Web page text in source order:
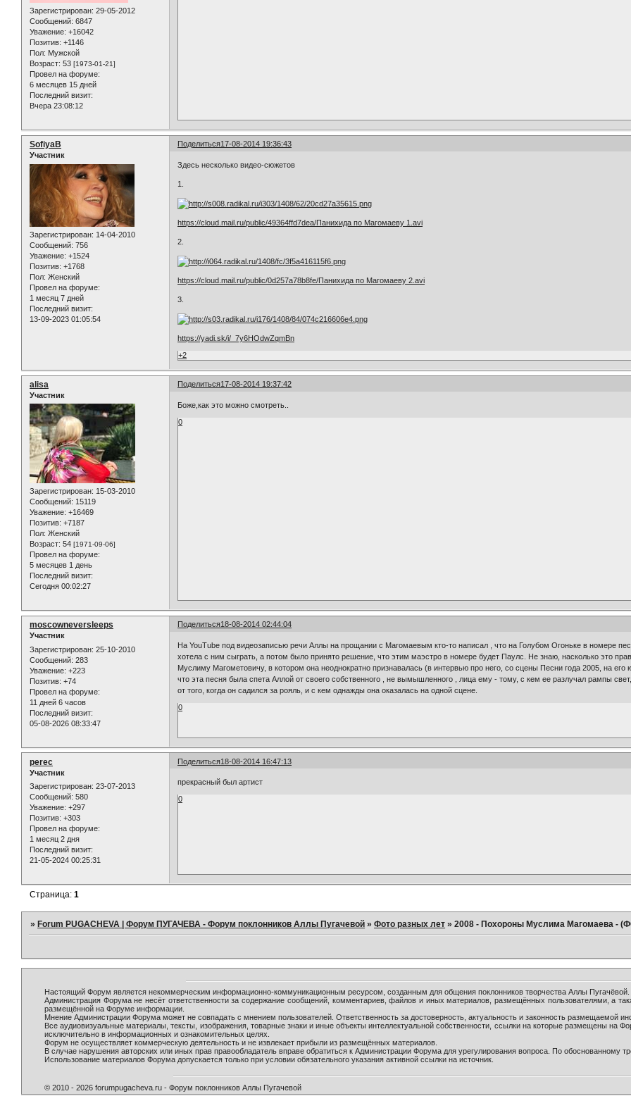
Зарегистрирован: 29-05-2012
Сообщений: 6847
Уважение: +16042
Позитив: +1146
Пол: Мужской
Возраст: 53 [1973-01-21]
Провел на форуме:
6 месяцев 15 дней
Последний визит:
Вчера 23:08:12
Поделиться17-08-2014 19:36:43
SofiyaB
Участник
Зарегистрирован: 14-04-2010
Сообщений: 756
Уважение: +1524
Позитив: +1768
Пол: Женский
Провел на форуме:
1 месяц 7 дней
Последний визит:
13-09-2023 01:05:54
Здесь несколько видео-сюжетов
1.
https://cloud.mail.ru/public/49364ffd7dea/Панихида по Магомаеву 1.avi
2.
https://cloud.mail.ru/public/0d257a78b8fe/Панихида по Магомаеву 2.avi
3.
https://yadi.sk/i/_7y6HOdwZqmBn
+2
Поделиться17-08-2014 19:37:42
alisa
Участник
Зарегистрирован: 15-03-2010
Сообщений: 15119
Уважение: +16469
Позитив: +7187
Пол: Женский
Возраст: 54 [1971-09-06]
Провел на форуме:
5 месяцев 1 день
Последний визит:
Сегодня 00:02:27
Боже,как это можно смотреть..
0
Поделиться18-08-2014 02:44:04
moscowneversleeps
Участник
Зарегистрирован: 25-10-2010
Сообщений: 283
Уважение: +223
Позитив: +74
Провел на форуме:
11 дней 6 часов
Последний визит:
05-08-2026 08:33:47
На YouTube под видеозаписью речи Аллы на прощании с Магомаевым кто-то написал , что на Голубом Огоньке в номере
хотела с ним сыграть, а потом было принято решение, что этим маэстро в номере будет Паулс. Не знаю, насколько это
Муслиму Магометовичу, в котором она неоднократно признавалась (в интервью про него, со сцены Песни года 2005, на
что эта песня была спета Аллой от своего собственного , не вымышленного , лица ему - тому, с кем ее разлучал рампы
от того, когда он садился за рояль, и с кем однажды она оказалась на одной сцене.
0
Поделиться18-08-2014 16:47:13
perec
Участник
Зарегистрирован: 23-07-2013
Сообщений: 580
Уважение: +297
Позитив: +303
Провел на форуме:
1 месяц 2 дня
Последний визит:
21-05-2024 00:25:31
прекрасный был артист
0
Страница:1
»Forum PUGACHEVA | Форум ПУГАЧЕВА - Форум поклонников Аллы Пугачевой »Фото разных лет »2008 - Похороны Муслима Магомаева -
Настоящий Форум является некоммерческим информационно-коммуникационным ресурсом, созданным для общения поклонников творчества Аллы Пугачёвой.
Администрация Форума не несёт ответственности за содержание сообщений, комментариев, файлов и иных материалов, размещённых пользователями, а
размещённой на Форуме информации.
Мнение Администрации Форума может не совпадать с мнением пользователей. Ответственность за достоверность, актуальность и законность размещаемой
Все аудиовизуальные материалы, тексты, изображения, товарные знаки и иные объекты интеллектуальной собственности, ссылки на которые размещены на
исключительно в информационных и ознакомительных целях.
Форум не осуществляет коммерческую деятельность и не извлекает прибыли из размещённых материалов.
В случае нарушения авторских или иных прав правообладатель вправе обратиться к Администрации Форума для урегулирования вопроса. По обоснованному
Использование материалов Форума допускается только при условии обязательного указания активной ссылки на источник.
© 2010 - 2026 forumpugacheva.ru - Форум поклонников Аллы Пугачевой